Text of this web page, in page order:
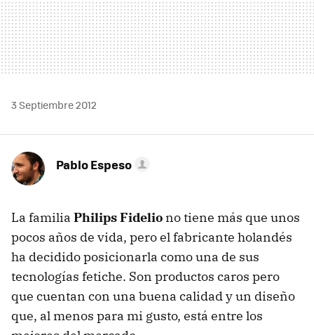
3 Septiembre 2012
Pablo Espeso
La familia Philips Fidelio no tiene más que unos
pocos años de vida, pero el fabricante holandés
ha decidido posicionarla como una de sus
tecnologías fetiche. Son productos caros pero
que cuentan con una buena calidad y un diseño
que, al menos para mi gusto, está entre los